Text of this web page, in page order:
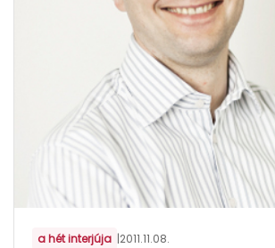
a hét interjúja |2011.11.08.